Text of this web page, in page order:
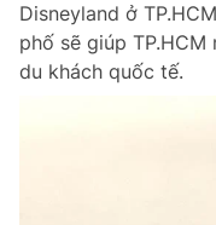
Disneyland ở
phố sẽ giúp
du khách quốc tế.